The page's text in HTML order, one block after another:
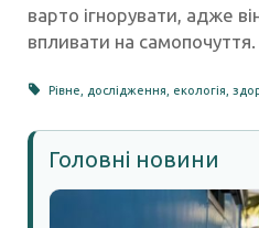
варто ігнорувати, адже
впливати на самопочуття.
Рівне дослідження екологія ,
Головні новини